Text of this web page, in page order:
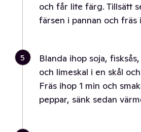
och får lite färg. Tillsätt
färsen i pannan och fräs
5
Blanda ihop soja,
och limeskal i en skål
Fräs ihop 1 min och
peppar, sänk sedan